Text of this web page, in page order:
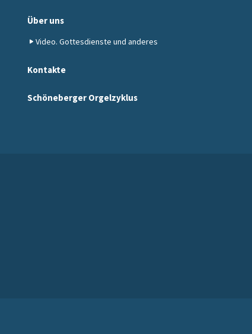
Über uns
Video. Gottesdienste und anderes
Kontakte
Schöneberger Orgelzyklus